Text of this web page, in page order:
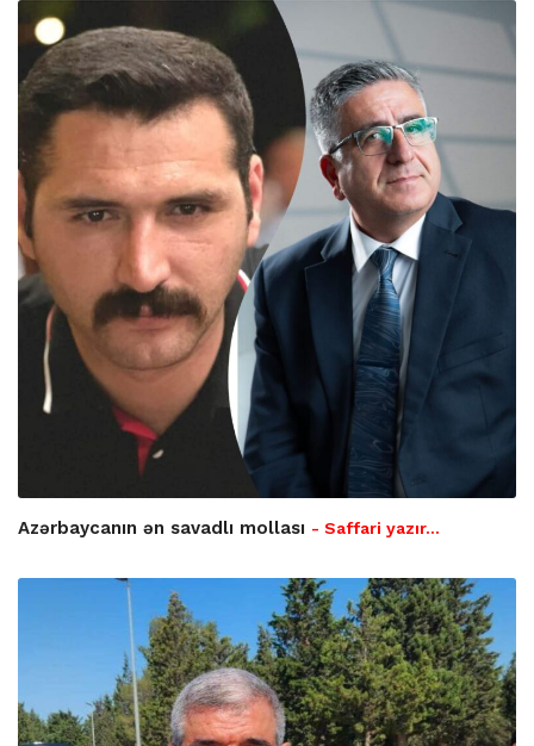
Azərbaycanın ən savadlı mollası - Saffari yazır…